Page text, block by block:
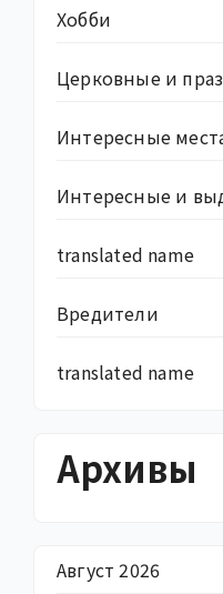
Хобби
Церковные и
Интересные
Интересные и
translated name
Вредители
translated name
Архивы
Август 2026